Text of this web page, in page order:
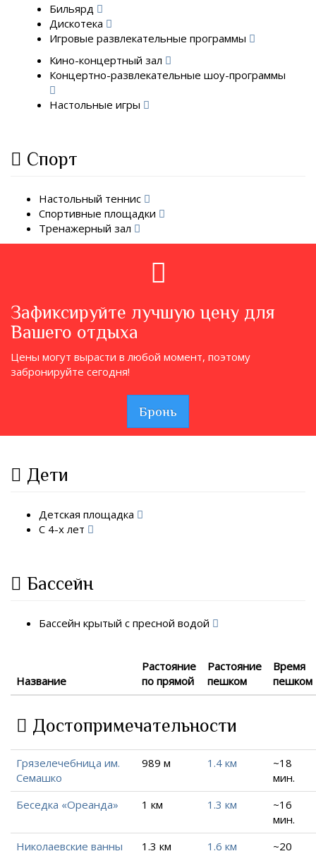
Бильярд
Дискотека
Игровые развлекательные программы
Кино-концертный зал
Концертно-развлекательные шоу-программы
Настольные игры
Спорт
Настольный теннис
Спортивные площадки
Тренажерный зал
Зафиксируйте лучшую цену для
Вашего отдыха
Цены могут вырасти в любой момент, поэтому
забронируйте сегодня!
Бронь
Дети
Детская площадка
С 4-х лет
Бассейн
Бассейн крытый с пресной водой
Название
Растояние
по прямой
Растояние
пешком
Время
пешком
Достопримечательности
Грязелечебница им.
Семашко
989 м 1.4 км
~18
мин.
Беседка «Ореанда»
1 км 1.3 км
~16
мин.
Николаевские ванны
1.3 км 1.6 км
~20